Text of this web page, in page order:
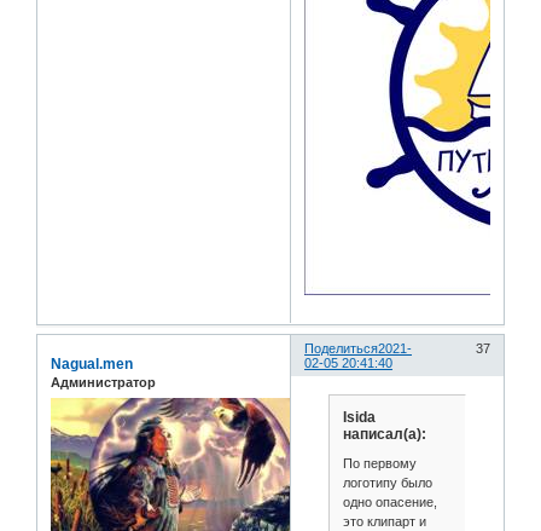
Поделиться 37
2021-
02-05 20:41:40
Nagual.men
Администратор
Isida
написал(а):
По первому
логотипу было
одно опасение,
это клипарт и